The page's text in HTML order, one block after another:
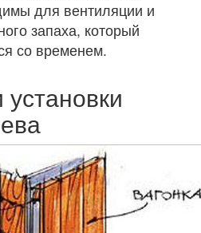
для вентиляции и
запаха, который
со временем.